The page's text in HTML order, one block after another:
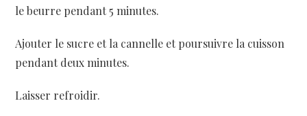
le beurre pendant 5 minutes.
Ajouter le sucre et la cannelle et poursuivre la cuisson
pendant deux minutes.
Laisser refroidir.